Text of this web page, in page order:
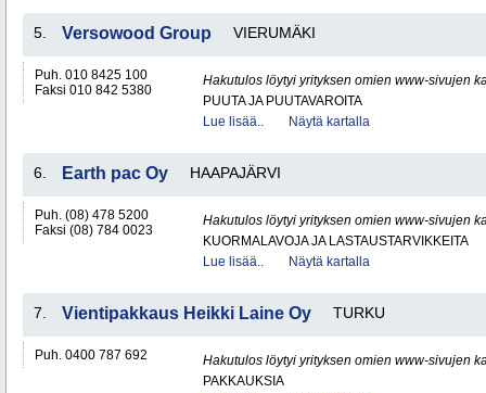
5. Versowood Group VIERUMÄKI
Puh. 010 8425 100
Faksi 010 842 5380
Hakutulos löytyi yrityksen omien www-sivujen
PUUTA JA PUUTAVAROITA
Lue lisää..
Näytä kartalla
6. Earth pac Oy HAAPAJÄRVI
Puh. (08) 478 5200
Faksi (08) 784 0023
Hakutulos löytyi yrityksen omien www-sivujen
KUORMALAVOJA JA LASTAUSTARVIKKEITA
Lue lisää..
Näytä kartalla
7. Vientipakkaus Heikki Laine Oy TURKU
Puh. 0400 787 692
Hakutulos löytyi yrityksen omien www-sivujen
PAKKAUKSIA